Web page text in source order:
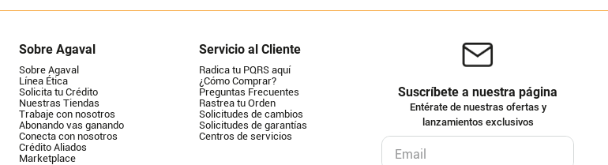
Sobre Agaval
Sobre Agaval
Línea Ética
Solicita tu Crédito
Nuestras Tiendas
Trabaje con nosotros
Abonando vas ganando
Conecta con nosotros
Crédito Aliados
Marketplace
Servicio al Cliente
Radica tu PQRS aquí
¿Cómo Comprar?
Preguntas Frecuentes
Rastrea tu Orden
Solicitudes de cambios
Solicitudes de garantías
Centros de servicios
Suscríbete a nuestra página
Entérate de nuestras ofertas y
lanzamientos exclusivos